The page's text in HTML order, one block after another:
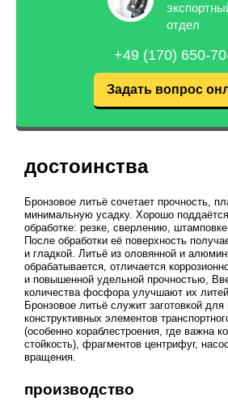
отдел
+49 (170) 650-
Задать вопрос
достоинства
Бронзовое литьё сочетает прочность,
минимальную усадку. Хорошо
обработке: резке, сверлению,
После обработки её поверхность
и гладкой. Литьё из оловянной и
обрабатывается, отличается
и повышенной удельной прочностью,
количества фосфора улучшают их
Бронзовое литьё служит заготовкой для
конструктивных элементов
(особенно кораблестроения, где важна
стойкость), фрагментов центрифуг,
вращения.
производство